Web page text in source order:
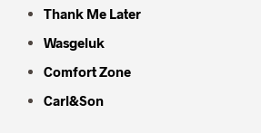
Thank Me Later
Wasgeluk
Comfort Zone
Carl&Son